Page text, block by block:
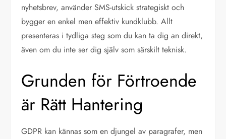
nyhetsbrev, använder SMS-utskick strategiskt och
bygger en enkel men effektiv kundklubb. Allt
presenteras i tydliga steg som du kan ta dig an direkt,
även om du inte ser dig själv som särskilt teknisk.
Grunden för Förtroende
är Rätt Hantering
GDPR kan kännas som en djungel av paragrafer, men